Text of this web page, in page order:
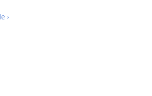
›